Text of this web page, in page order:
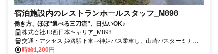
宿泊施設内のレストランホールスタッフ_M898
働き方、ほぼ“選べる三刀流”。日払いOK♪
株式会社JR西日本キャリア_M898
交通・アクセス 姫路駅下車⇒神姫バス乗車し、山崎バスターミナル
下車。(所要時間約１時間)
時給1,200円